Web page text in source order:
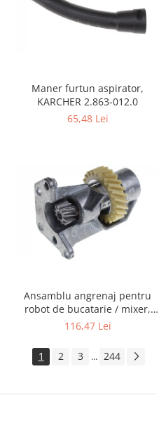
Maner furtun aspirator,
KARCHER 2.863-012.0
65,48 Lei
Ansamblu angrenaj pentru
robot de bucatarie / mixer,
KITCHENAID 2403092
116,47 Lei
1 2 3 ... 244